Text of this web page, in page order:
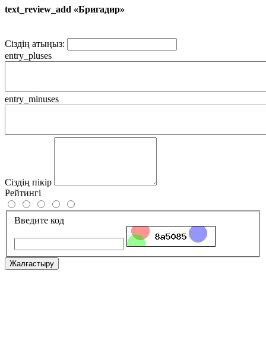
text_review_add «Бригадир»
Сіздің атыңыз:
entry_pluses
entry_minuses
Сіздің пікір
Рейтингі
Введите код
Жалғастыру